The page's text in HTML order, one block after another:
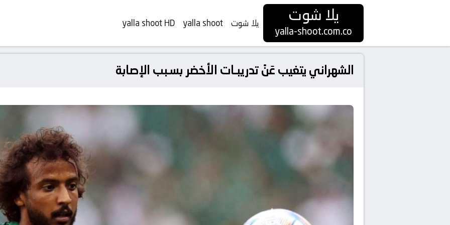
يلا شوت
yalla-shoot.com.co
يلا شوت yalla shoot
yalla shoot HD
الشهراني يتغيب عَنْ تدريبـات الأخضر بسـبب الإصابة